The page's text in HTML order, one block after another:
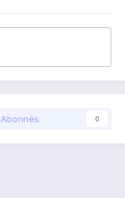
Abonnés 0